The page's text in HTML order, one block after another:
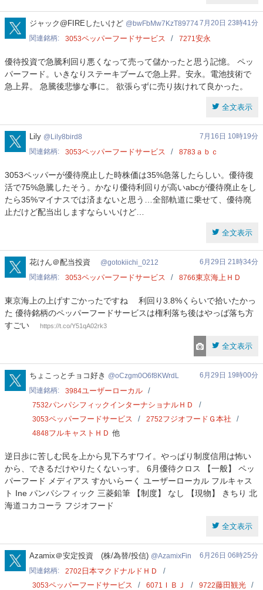
bwFbMw7KzT89774
ジャック@FIREしたいけど bwFbMw7KzT897747月20日 23時41分
関連銘柄
3053ペッパーフードサービス 7271安永
優待投資で急騰利回り悪くなって売って儲かったと思う記憶。 ペッ
パーフード。いきなりステーキブームで急上昇。安永。電池技術で
急上昇。 急騰後悲惨な事に。 欲張らずに売り抜けれて良かった。
全文表示
Lily8bird8
Lily Lily8bird8
7月16日 10時19分
関連銘柄
3053ペッパーフードサービス 8783 ａｂｃ
3053ペッパーが優待廃止した時株価は35%急落したらしい。優待復
活で75%急騰したそう。かなり優待利回りが高いabcが優待廃止をし
たら35%マイナスでは済まないと思う…全部軌道に乗せて、優待廃
止だけど配当出しますならいいけど…
全文表示
gotokiichi_0212
花けん＠配当投資 gotokiichi_0212
6月29日 21時34分
関連銘柄
3053ペッパーフードサービス 8766東京海上ＨＤ
東京海上の上げすごかったですね 利回り3.8%くらいで拾いたかっ
た 優待銘柄のペッパーフードサービスは権利落ち後はやっば落ち方
すごい
https://t.co/Y51qA02rk3
全文表示
oCzgm0O6f8KWrdL
ちょこっとチョコ好き oCzgm0O6f8KWrdL
6月29日 19時00分
関連銘柄
3984ユーザーローカル
7532パンパシフィックインターナショナルＨＤ
3053ペッパーフードサービス 2752フジオフードＧ本社
4848フルキャストＨＤ 他
逆日歩に苦しむ民を上から見下ろすワイ。やっぱり制度信用は怖い
から、できるだけやりたくないっす。 6月優待クロス 【一般】 ペッ
パーフード メディアス すかいらーく ユーザーローカル フルキャス
ト Ine パンパシフィック 三菱鉛筆 【制度】 なし 【現物】 きちり 北
海道コカコーラ フジオフード
全文表示
AzamixFin
Azamix＠安定投資 (株/為替/投信) AzamixFin
6月26日 06時25分
関連銘柄
2702 日本マクドナルドＨＤ
3053ペッパーフードサービス 6071 ＩＢＪ 9722藤田観光